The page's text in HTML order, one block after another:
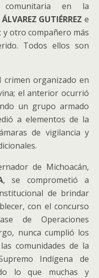
comunitaria en la
ÁLVAREZ GUTIÉRREZ e
; y otro compañero más
Todos ellos son
crimen organizado en
el anterior ocurrió
un grupo armado
a elementos de la
de vigilancia y
de Michoacán,
, se comprometió a
de brindar
con el concurso
de Operaciones
nunca cumplió los
comunidades de la
Indígena de
lo que muchas y